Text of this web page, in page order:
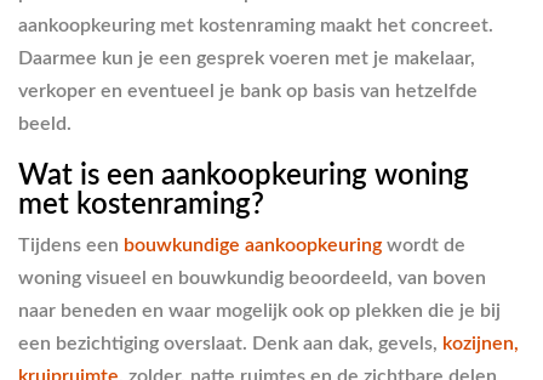
aankoopkeuring met kostenraming maakt het concreet.
Daarmee kun je een gesprek voeren met je makelaar,
verkoper en eventueel je bank op basis van hetzelfde
beeld.
Wat is een aankoopkeuring woning
met kostenraming?
Tijdens een bouwkundige aankoopkeuring wordt de
woning visueel en bouwkundig beoordeeld, van boven
naar beneden en waar mogelijk ook op plekken die je bij
een bezichtiging overslaat. Denk aan dak, gevels, kozijnen,